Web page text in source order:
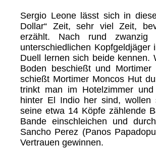
Sergio Leone lässt sich in
Dollar“ Zeit, sehr viel Zeit,
erzählt. Nach rund
unterschiedlichen
Duell lernen sich beide kennen.
Boden beschießt und
schießt Mortimer Moncos Hut
trinkt man im Hotelzimmer
hinter El Indio her sind,
seine etwa 14 Köpfe zählende
Bande einschleichen und
Sancho Perez (Panos
Vertrauen gewinnen.